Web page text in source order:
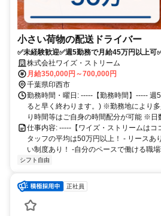
小さい荷物の配送ドライバー
✅未経験歓迎✅週5勤務で月給45万円以上可
問！株式会社ワイズ・ストリーム
月給350,000円～700,000円
千葉県印西市
勤務時間・曜日: -----【勤務時間】-----
ると早く終わります。) ※勤務地により
り時間等はご自身の時間配分が可能 ※日
仕事内容: -----【ワイズ・ストリームはコ
タッフの平均は50万円以上！ - リースあ
い制度あり！ -自分のペースで働ける職
シフト自由
正社員